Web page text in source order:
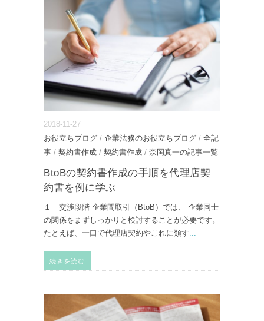
2018-11-27
お役立ちブログ / 企業法務のお役立ちブログ / 全記
事 / 契約書作成 / 契約書作成 / 森岡真一の記事一覧
BtoBの契約書作成の手順を代理店契
約書を例に学ぶ
１ 交渉段階 企業間取引（BtoB）では、 企業同士
の関係をまずしっかりと検討することが必要です。
たとえば、一口で代理店契約やこれに類す...
続きを読む